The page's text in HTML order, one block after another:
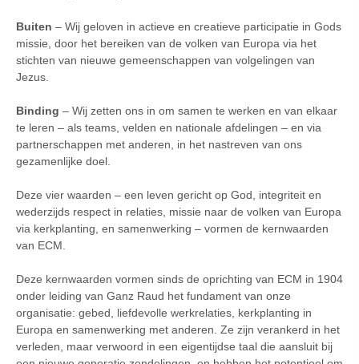
Buiten – Wij geloven in actieve en creatieve participatie in Gods
missie, door het bereiken van de volken van Europa via het
stichten van nieuwe gemeenschappen van volgelingen van
Jezus.
Binding – Wij zetten ons in om samen te werken en van elkaar
te leren – als teams, velden en nationale afdelingen – en via
partnerschappen met anderen, in het nastreven van ons
gezamenlijke doel.
Deze vier waarden – een leven gericht op God, integriteit en
wederzijds respect in relaties, missie naar de volken van Europa
via kerkplanting, en samenwerking – vormen de kernwaarden
van ECM.
Deze kernwaarden vormen sinds de oprichting van ECM in 1904
onder leiding van Ganz Raud het fundament van onze
organisatie: gebed, liefdevolle werkrelaties, kerkplanting in
Europa en samenwerking met anderen. Ze zijn verankerd in het
verleden, maar verwoord in een eigentijdse taal die aansluit bij